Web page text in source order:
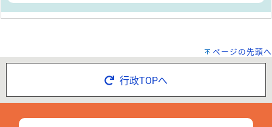
ページの先頭へ
行政TOPへ